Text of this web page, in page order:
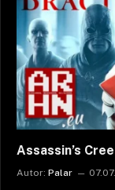
Assassin’s
Autor: Palar